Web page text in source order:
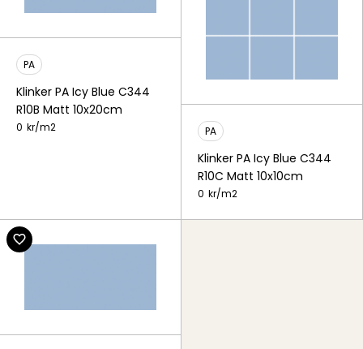
PA
Klinker PA Icy Blue C344
R10B Matt 10x20cm
0 kr/m2 PA
Klinker PA Icy Blue C344
R10C Matt 10x10cm
0 kr/m2